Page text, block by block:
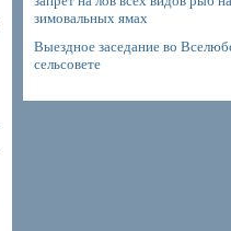
зимовальных ямах
Выездное заседание во
сельсовете